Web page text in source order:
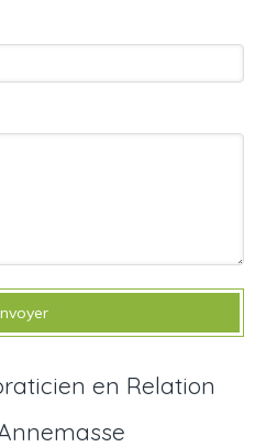
en Relation